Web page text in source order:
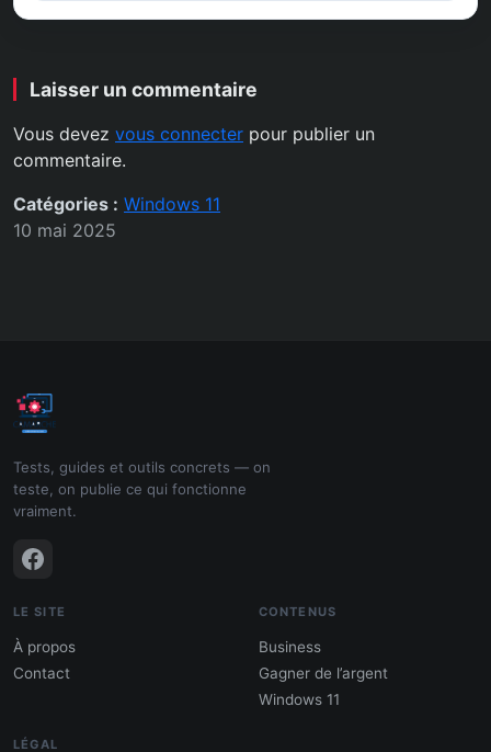
Laisser un commentaire
Vous devez vous connecter pour publier un
commentaire.
Catégories : Windows 11
10 mai 2025
Tests, guides et outils concrets — on
teste, on publie ce qui fonctionne
vraiment.
LE SITE
À propos
Contact
CONTENUS
Business
Gagner de l’argent
Windows 11
LÉGAL